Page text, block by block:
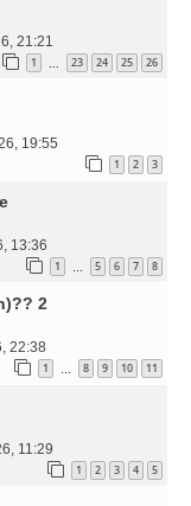
21:21
1 … 23 24 25 26
19:55
1 2 3
13:36
1 … 5 6 7 8
2
22:38
1 … 8 9 10 11
11:29
1 2 3 4 5